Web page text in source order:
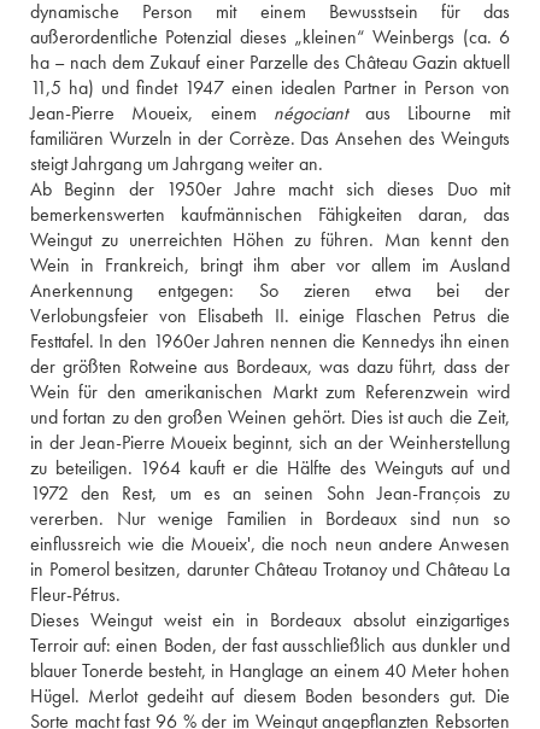
dynamische Person mit einem Bewusstsein für das
außerordentliche Potenzial dieses „kleinen“ Weinbergs (ca. 6
ha – nach dem Zukauf einer Parzelle des Château Gazin aktuell
11,5 ha) und findet 1947 einen idealen Partner in Person von
Jean-Pierre Moueix, einem négociant aus Libourne mit
familiären Wurzeln in der Corrèze. Das Ansehen des Weinguts
steigt Jahrgang um Jahrgang weiter an.
Ab Beginn der 1950er Jahre macht sich dieses Duo mit
bemerkenswerten kaufmännischen Fähigkeiten daran, das
Weingut zu unerreichten Höhen zu führen. Man kennt den
Wein in Frankreich, bringt ihm aber vor allem im Ausland
Anerkennung entgegen: So zieren etwa bei der
Verlobungsfeier von Elisabeth II. einige Flaschen Petrus die
Festtafel. In den 1960er Jahren nennen die Kennedys ihn einen
der größten Rotweine aus Bordeaux, was dazu führt, dass der
Wein für den amerikanischen Markt zum Referenzwein wird
und fortan zu den großen Weinen gehört. Dies ist auch die Zeit,
in der Jean-Pierre Moueix beginnt, sich an der Weinherstellung
zu beteiligen. 1964 kauft er die Hälfte des Weinguts auf und
1972 den Rest, um es an seinen Sohn Jean-François zu
vererben. Nur wenige Familien in Bordeaux sind nun so
einflussreich wie die Moueix', die noch neun andere Anwesen
in Pomerol besitzen, darunter Château Trotanoy und Château La
Fleur-Pétrus.
Dieses Weingut weist ein in Bordeaux absolut einzigartiges
Terroir auf: einen Boden, der fast ausschließlich aus dunkler und
blauer Tonerde besteht, in Hanglage an einem 40 Meter hohen
Hügel. Merlot gedeiht auf diesem Boden besonders gut. Die
Sorte macht fast 96 % der im Weingut angepflanzten Rebsorten